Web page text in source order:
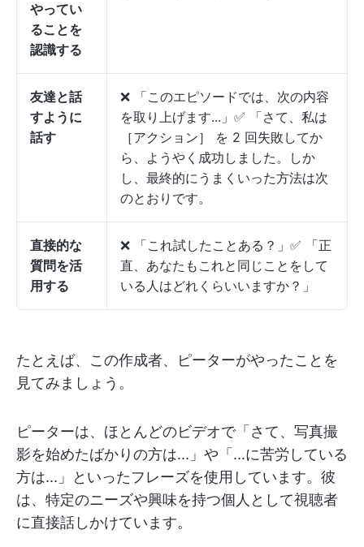
やってい
ることを
認識する
友達と話
すように
話す
❌ 「このエピソードでは、次の内容
を取り上げます...」✅ 「さて、私は
［アクション］ を 2 回失敗してか
ら、ようやく成功しました。しか
し、最終的にうまくいった方法は次
のとおりです。
直接的な
質問を活
用する
❌ 「これ試したことある？」✅ 「正
直、あなたもこれと同じことをして
いる人はどれくらいいますか？」
たとえば、この作成者、ピーターがやったことを
見てみましょう。
ピーターは、ほとんどのビデオで「さて、写真撮
影を始めたばかりの方は...」や「...に苦労している
方は...」といったフレーズを使用しています。彼
は、特定のニーズや興味を持つ個人として視聴者
に直接話しかけています。